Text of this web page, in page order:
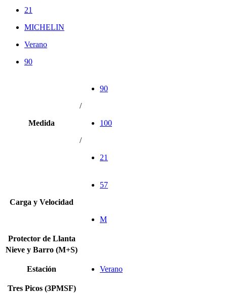
21
MICHELIN
Verano
90
Medida
90
/
100
/
21
Carga y Velocidad
57
M
Protector de Llanta
Nieve y Barro (M+S)
Estación Verano
Tres Picos (3PMSF)